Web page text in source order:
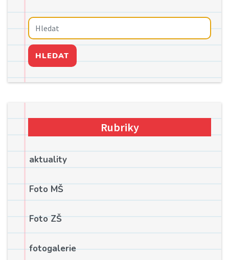
HLEDAT
Rubriky
aktuality
Foto MŠ
Foto ZŠ
fotogalerie